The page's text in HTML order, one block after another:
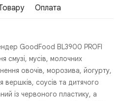
Оплата
GoodFood BL3900 PROFI
смузі, мусів, молочних
овочів, морозива, йогурту,
вершків, соусів та дитячого
із червоного пластику, а